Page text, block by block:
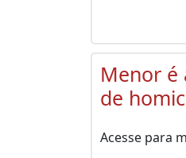
Menor é
de
Acesse para